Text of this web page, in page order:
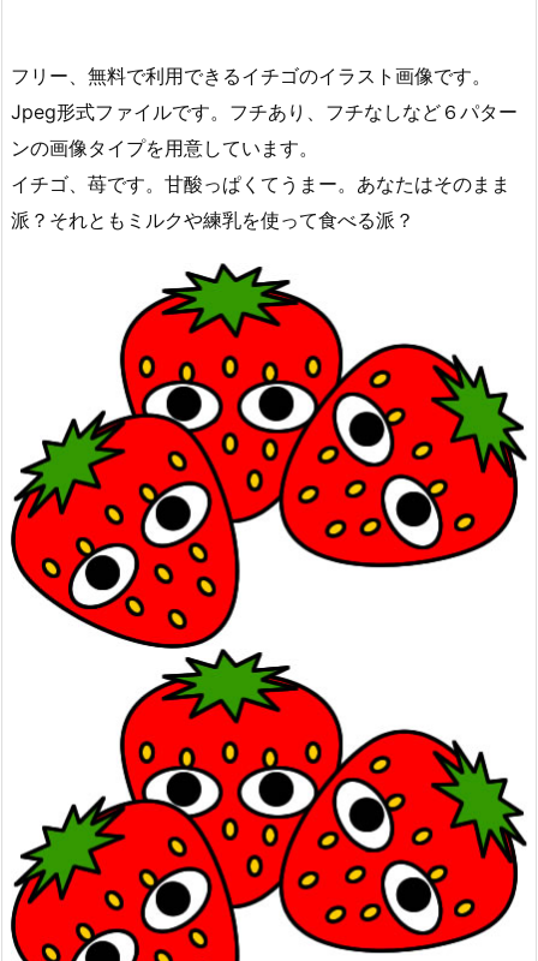
フリー、無料で利用できるイチゴのイラスト画像です。
Jpeg形式ファイルです。フチあり、フチなしなど６パター
ンの画像タイプを用意しています。
イチゴ、苺です。甘酸っぱくてうまー。あなたはそのまま
派？それともミルクや練乳を使って食べる派？